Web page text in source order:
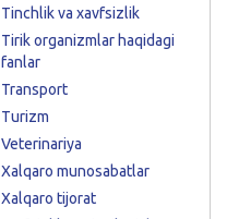
Tinchlik va xavfsizlik
Tirik organizmlar haqidagi
fanlar
Transport
Turizm
Veterinariya
Xalqaro munosabatlar
Xalqaro tijorat